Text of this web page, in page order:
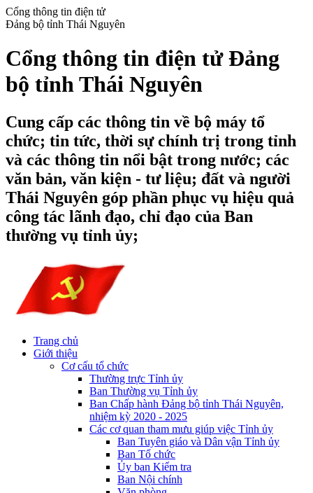
Cổng thông tin điện tử
Đảng bộ tỉnh Thái Nguyên
Cổng thông tin điện tử Đảng
bộ tỉnh Thái Nguyên
Cung cấp các thông tin về bộ máy tổ
chức; tin tức, thời sự chính trị trong tỉnh
và các thông tin nổi bật trong nước; các
văn bản, văn kiện - tư liệu; đất và người
Thái Nguyên góp phần phục vụ hiệu quả
công tác lãnh đạo, chỉ đạo của Ban
thường vụ tỉnh ủy;
Trang chủ
Giới thiệu
Cơ cấu tổ chức
Thường trực Tỉnh ủy
Ban Thường vụ Tỉnh ủy
Ban Chấp hành Đảng bộ tỉnh Thái Nguyên,
nhiệm kỳ 2020 - 2025
Các cơ quan tham mưu giúp việc Tỉnh ủy
Ban Tuyên giáo và Dân vận Tỉnh ủy
Ban Tổ chức
Ủy ban Kiểm tra
Ban Nội chính